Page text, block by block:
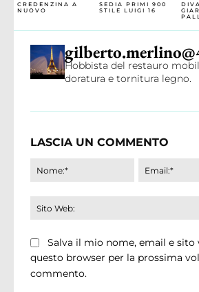
CREDENZINA A
NUOVO
SEDIA PRIMI 900
STILE LUIGI 16
Hobbista del restauro
doratura e tornitura legno.
LASCIA UN COMMENTO
Nome:*
Salva il mio nome, email e sito
questo browser per la prossima
commento.